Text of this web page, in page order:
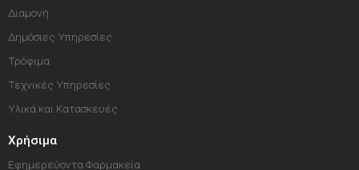
Διαμονή
Δημόσιες Υπηρεσίες
Τρόφιμα
Τεχνικές Υπηρεσίες
Υλικά και Κατασκευές
Χρήσιμα
Εφημερεύοντα Φαρμακεία